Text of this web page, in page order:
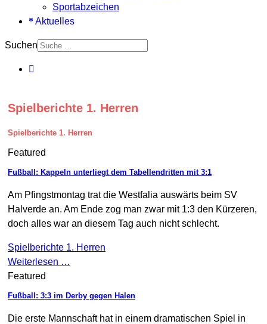
Sportabzeichen
Aktuelles
Suchen
Spielberichte 1. Herren
Spielberichte 1. Herren
Featured
Fußball: Kappeln unterliegt dem Tabellendritten mit 3:1
Am Pfingstmontag trat die Westfalia auswärts beim SV
Halverde an. Am Ende zog man zwar mit 1:3 den Kürzeren,
doch alles war an diesem Tag auch nicht schlecht.
Spielberichte 1. Herren
Weiterlesen …
Featured
Fußball: 3:3 im Derby gegen Halen
Die erste Mannschaft hat in einem dramatischen Spiel in